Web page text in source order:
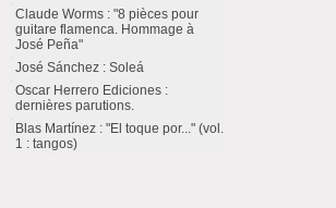
Claude Worms : "8 pièces pour
guitare flamenca. Hommage à
José Peña"
José Sánchez : Soleá
Oscar Herrero Ediciones :
dernières parutions.
Blas Martínez : "El toque por..." (vol.
1 : tangos)